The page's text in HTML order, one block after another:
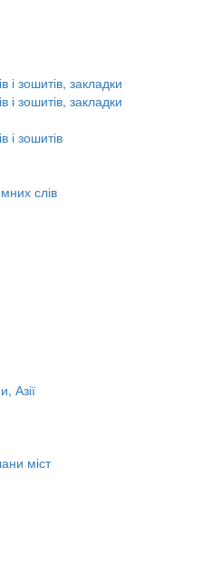
і зошитів, закладки
і зошитів, закладки
і зошитів
слів
Азії
міст